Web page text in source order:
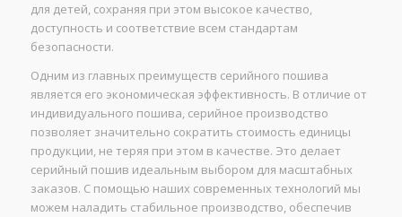
для детей, сохраняя при этом высокое качество,
доступность и соответствие всем стандартам
безопасности.
Одним из главных преимуществ серийного пошива
является его экономическая эффективность. В отличие от
индивидуального пошива, серийное производство
позволяет значительно сократить стоимость единицы
продукции, не теряя при этом в качестве. Это делает
серийный пошив идеальным выбором для масштабных
заказов. С помощью наших современных технологий мы
можем наладить стабильное производство, обеспечив